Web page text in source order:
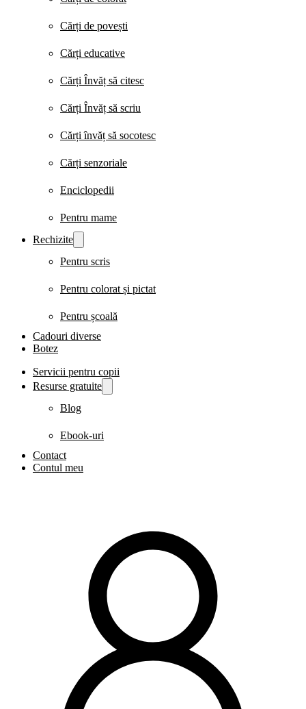
Cărți de povești
Cărți educative
Cărți Învăț să citesc
Cărți Învăț să scriu
Cărți învăț să socotesc
Cărți senzoriale
Enciclopedii
Pentru mame
Rechizite
Pentru scris
Pentru colorat și pictat
Pentru școală
Cadouri diverse
Botez
Servicii pentru copii
Resurse gratuite
Blog
Ebook-uri
Contact
Contul meu